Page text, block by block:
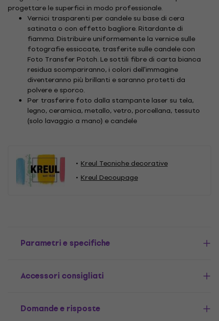
progettare le superfici in modo professionale.
Vernici trasparenti per candele su base di cera
satinata o con effetto bagliore. Ritardante di
fiamma. Distribuire uniformemente la vernice sulle
fotografie essiccate, trasferite sulle candele con
Foto Transfer Potch. Le sottili fibre di carta bianca
residua scompariranno, i colori dell'immagine
diventeranno più brillanti e saranno protetti da
polvere e sporco.
Per trasferire foto dalla stampante laser su tela,
legno, ceramica, metallo, vetro, porcellana, tessuto
(solo lavaggio a mano) e candele
Kreul Tecniche decorative
Kreul Decoupage
Parametri e specifiche
Accessori consigliati
Domande e risposte